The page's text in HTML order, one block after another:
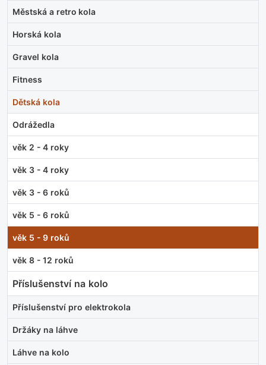
Městská a retro kola
Horská kola
Gravel kola
Fitness
Dětská kola
Odrážedla
věk 2 - 4 roky
věk 3 - 4 roky
věk 3 - 6 roků
věk 5 - 6 roků
věk 5 - 9 roků
věk 8 - 12 roků
Příslušenství na kolo
Příslušenství pro elektrokola
Držáky na láhve
Láhve na kolo